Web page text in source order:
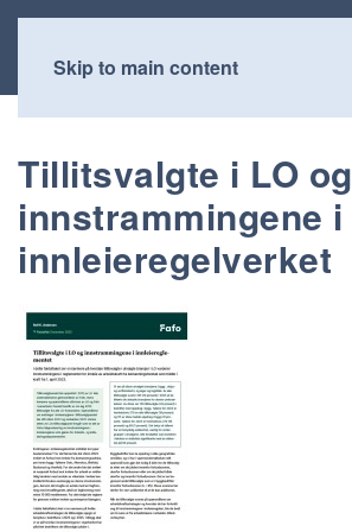
Skip to main content
Tillitsvalgte i LO og
innstrammingene i
innleieregelverket